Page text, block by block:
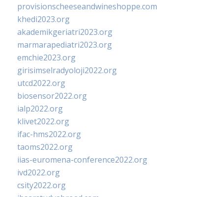
provisionscheeseandwineshoppe.com
khedi2023.org
akademikgeriatri2023.org
marmarapediatri2023.org
emchie2023.org
girisimselradyoloji2022.org
utcd2022.org
biosensor2022.org
ialp2022.org
klivet2022.org
ifac-hms2022.org
taoms2022.org
iias-euromena-conference2022.org
ivd2022.org
csity2022.org